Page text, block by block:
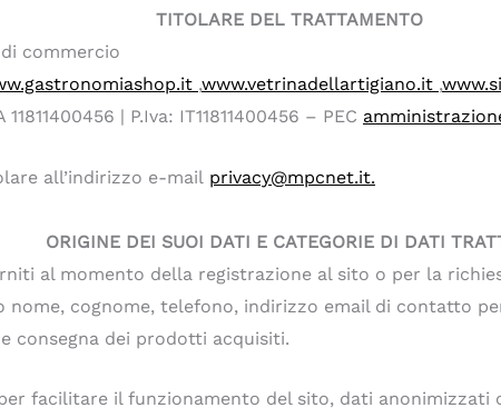
TITOLARE DEL TRATTAMENTO
commercio
,www.vetrinadellartigiano.it ,
| P.Iva: IT11811400456 – PEC
all’indirizzo e-mail privacy@mpcnet.it.
ORIGINE DEI SUOI DATI E CATEGORIE DI DATI
al momento della registrazione al sito o per la
cognome, telefono, indirizzo email di contatto
consegna dei prodotti acquisiti.
facilitare il funzionamento del sito, dati anonimizzati